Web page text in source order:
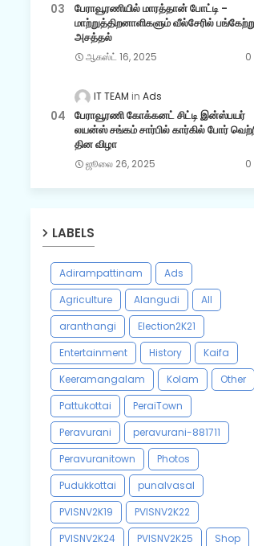
பேராவூரணியில் மாரத்தான் போட்டி -
மாற்றுத்திறனாளிகளும் வீல்சேரில்
அசத்தல்
ஆகஸ்ட் 16, 2025 0
IT TEAM Ads
பேராவூரணி கோக்கனட் சிட்டி இன்ஸ்பயர்
லயன்ஸ் சங்கம் சார்பில் கார்கில் போர்
தின விழா
ஜூலை 26, 2025 0
LABELS
Adirampattinam
Ads
Agriculture
Alangudi
All
aranthangi
Election2K21
Entertainment
History
Kaifa
Keeramangalam
Kolam
Other
Pattukottai
PeraiTown
Peravurani
peravurani-881711
Peravuranitown
Photos
Pudukkottai
punalvasal
PVISNV2K19
PVISNV2K22
PVISNV2K24
PVISNV2K25
Shop